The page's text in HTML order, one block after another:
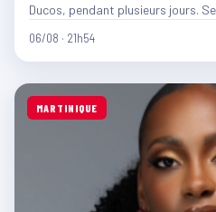
Ducos, pendant plusieurs jours.
06/08 · 21h54
MARTINIQUE